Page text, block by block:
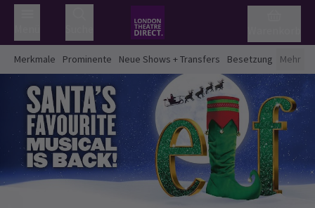
Merkmale Prominente Neue Shows + Transfers Besetzung Mehr